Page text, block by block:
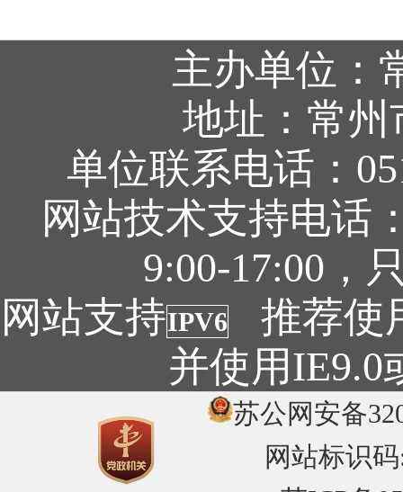
主办单位：
地址：常州
单位联系电话：
网站技术支持电话
9:00-17:00，
网站支持IPV6推荐使
并使用IE9.0
苏公网安备
网站标识码